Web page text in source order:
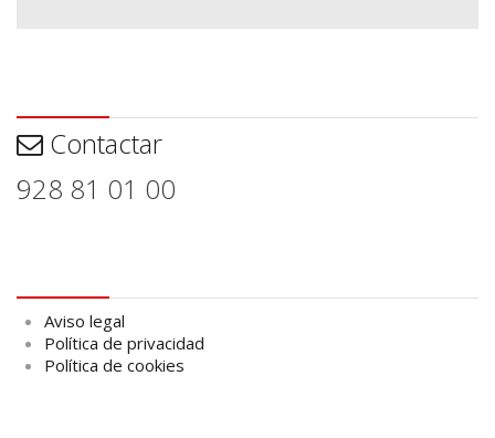
Contactar
928 81 01 00
Aviso legal
Política de privacidad
Política de cookies